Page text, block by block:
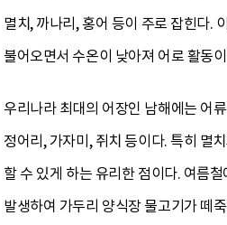
멸치, 까나리, 홍어 등이 주로 잡힌다.
불어오면서 수온이 낮아져 어로 활동
우리나라 최대의 어장인 남해에는 어
정어리, 가자미, 쥐치 등이다. 특히 멸
할 수 있게 하는 유리한 점이다. 여름
발생하여 가두리 양식장 물고기가 떼